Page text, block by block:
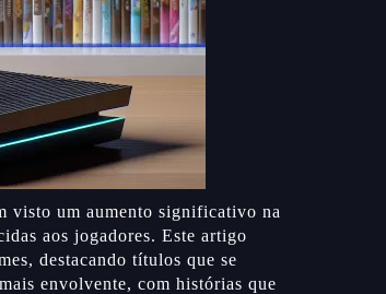
visto um aumento significativo na
aos jogadores. Este artigo
destacando títulos que se
envolvente, com histórias que